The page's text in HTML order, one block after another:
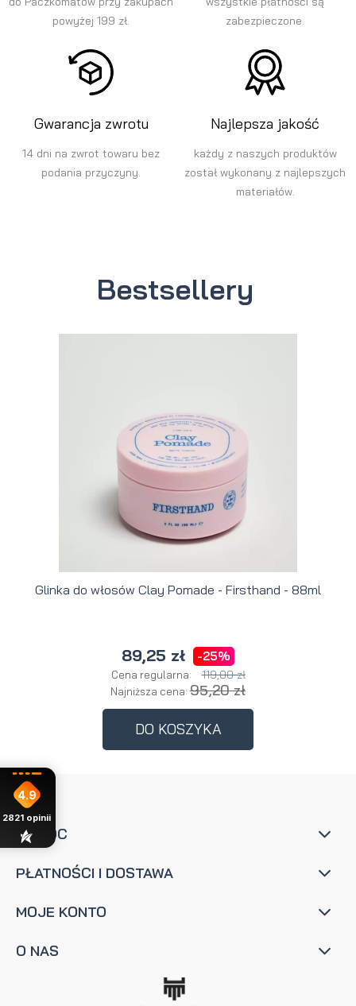
powyżej 199 zł.
zabezpieczone.
Gwarancja zwrotu
14 dni na zwrot towaru bez
podania przyczyny.
Najlepsza jakość
każdy z naszych produktów
został wykonany z najlepszych
materiałów.
Bestsellery
Glinka do włosów Clay Pomade - Firsthand - 88ml
89,25 zł -25%
Cena regularna: 119,00 zł
Najniższa cena: 95,20 zł
DO KOSZYKA
POMOC
PŁATNOŚCI I DOSTAWA
MOJE KONTO
O NAS
4.9
2821 opinii